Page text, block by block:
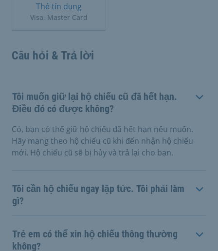
Thẻ tín dụng
Visa, Master Card
Câu hỏi & Trả lời
Tôi muốn giữ lại hộ chiếu cũ đã hết hạn.
Điều đó có được không?
Có, bạn có thể giữ hộ chiếu đã hết hạn nếu muốn.
Hãy mang theo hộ chiếu cũ khi đến nhận hộ chiếu
mới. Hộ chiếu cũ sẽ bị hủy và trả lại cho bạn.
Tôi cần hộ chiếu ngay lập tức. Tôi phải làm
gì?
Trẻ em có thể xin hộ chiếu thông thường
không?